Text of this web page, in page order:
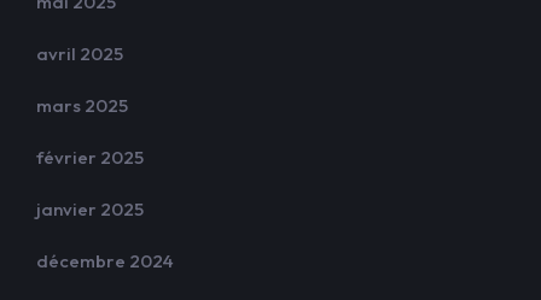
avril 2025
mars 2025
février 2025
janvier 2025
décembre 2024